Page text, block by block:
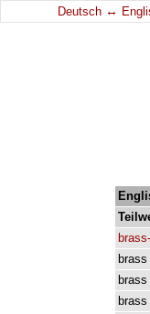
Deutsch ↔
brass
brass
brass